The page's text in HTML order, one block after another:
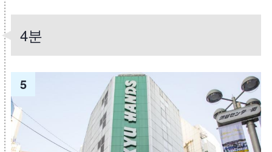
4분
5